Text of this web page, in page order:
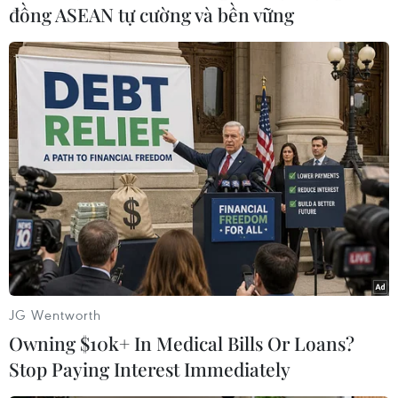
Bác sỹ Phạm Thanh Việt, Phó Giám đốc Phụ trách điều hành
Bệnh viện Chợ Rẫy phát biểu khai mạc Hội nghị. (Ảnh: Đinh
Hằng/TTXVN)
Thứ trưởng Nguyễn Tri Thức cho biết, dựa trên
tinh thần của Nghị quyết số 57-NQ/TW ngày
22/12/2024 của Bộ Chính trị về đột phá phát
triển khoa học, công nghệ, đổi mới sáng tạo và
chuyển đổi số quốc gia, Bộ Y tế đã và đang triển
khai xây dựng cơ sở dữ liệu (big data) quốc gia
trong nhiều lĩnh vực, trong đó có lĩnh vực tim
mạch.
đồng ASEAN tự cường và bền vững
JG Wentworth
Owning $10k+ In Medical Bills Or Loans?
Stop Paying Interest Immediately